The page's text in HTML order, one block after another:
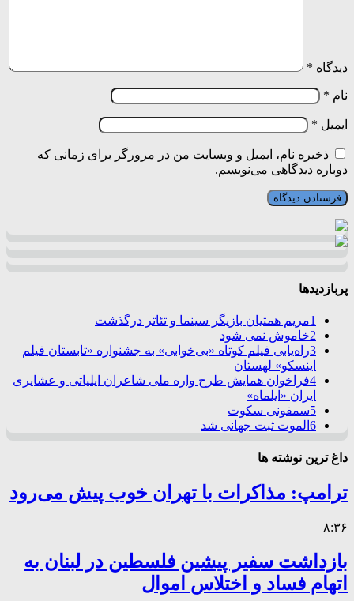
دیدگاه *
نام *
ایمیل *
ذخیره نام، ایمیل و وبسایت من در مرورگر برای زمانی که
دوباره دیدگاهی می‌نویسم.
پربازدیدها
1مریم همتیان بازیگر سینما و تئاتر درگذشت
2خاموش نمی شود
3راه‌یابی فیلم کوتاه «بی‌خوابی» به جشنواره «تابستان فیلم
اینسکو» لهستان
4فراخوان همایش طرح واره ملی شاعران ایلیاتی و عشایری
ایران «ایلماه»
5سمفونی سکوت
6 الموت ثبت جهانی شد
داغ ترین نوشته ها
ترامپ: مذاکرات با تهران خوب پیش می‌رود
۸:۳۶
بازداشت سفیر پیشین فلسطین در لبنان به
اتهام فساد و اختلاس اموال